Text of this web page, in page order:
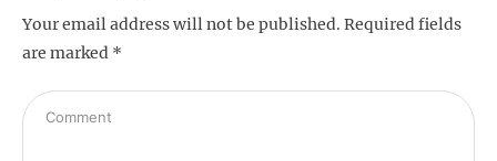
Your email address will not be published. Required fields
are marked *